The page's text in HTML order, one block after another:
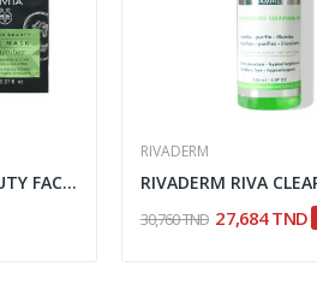
APIVITA EXPRESS BEAUTY FACE MASK CUCUMBER 6*2*8ML
RIVADERM
30,760 TND 27,684 TND